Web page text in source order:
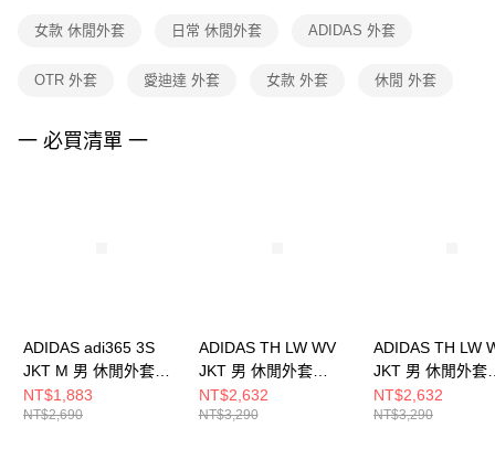
１．透過由恩沛科技股份有限公司提供之「AFTEE先享後付」服務完成之交
權轉讓予恩沛科技股份有限公司。
３．未成年的使用者請事先徵得法定代理人或監護人之同意方可使用
「AFTEE先享後付」，若未經同意申辦者引起之損失，本公司不負相關責
女款 休閒外套 日常 休閒外套 ADIDAS 外套
OTR 外套 愛迪達 外套 女款 外套 休閒 外套
一 必買清單 一
ADIDAS adi365 3S
JKT M 男 休閒外套
KQ8061
NT$1,883
NT$2,690
ADIDAS TH LW WV
JKT 男 休閒外套
KR2511
NT$2,632
NT$3,290
ADIDAS TH LW
JKT 男 休閒外套
KR2512
NT$2,632
NT$3,290